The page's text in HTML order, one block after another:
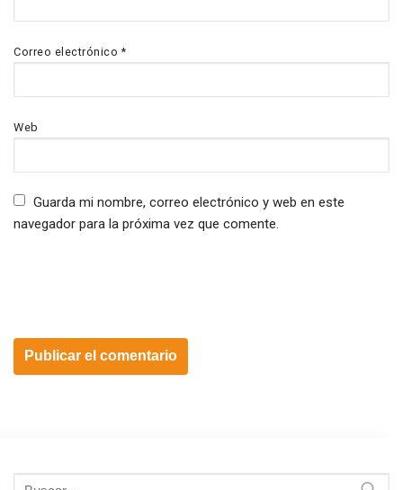
Correo electrónico*
Web
Guarda mi nombre, correo electrónico y web en este
navegador para la próxima vez que comente.
Buscar: